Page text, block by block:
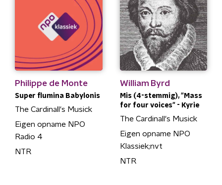
Philippe de Monte
Super flumina Babylonis
The Cardinall's Musick
Eigen opname NPO
Radio 4
NTR
William Byrd
Mis (4-stemmig), "Mass
for four voices" - Kyrie
The Cardinall's Musick
Eigen opname NPO
Klassiek;nvt
NTR